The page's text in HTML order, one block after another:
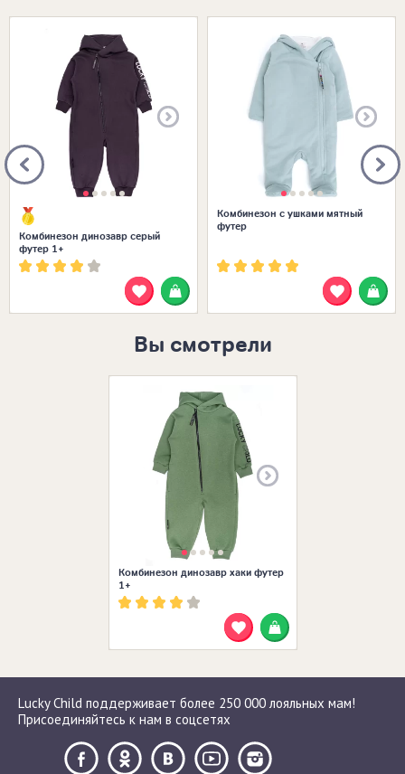
Размеры в наличии: Размеры в наличии:
Комбинезон динозавр серый
футер 1+
Комбинезон с ушками мятный
футер
Вы смотрели
Комбинезон динозавр хаки футер
1+
Lucky Child поддерживает более 250 000 лояльных мам!
Присоединяйтесь к нам в соцсетях